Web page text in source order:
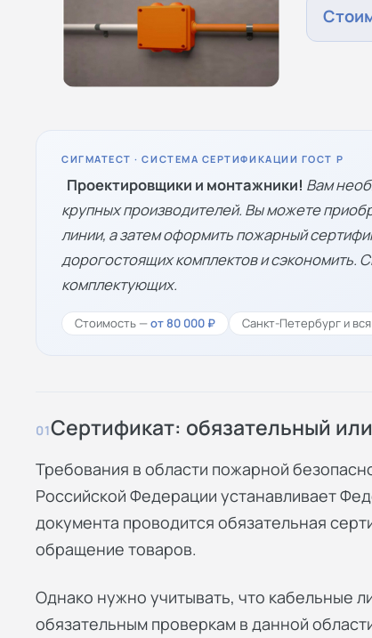
СИГМАТЕСТ · СИСТЕМА СЕРТИФИКАЦИИ ГОСТ Р
Проектировщики и монтажники! Вам
крупных производителей. Вы можете
линии, а затем оформить пожарный
дорогостоящих комплектов и сэкономить.
комплектующих.
Стоимость —от 80 000 ₽ Санкт-Петербург и
01Сертификат: обязательный
Требования в области пожарной
Российской Федерации устанавливает
документа проводится обязательная
обращение товаров.
Однако нужно учитывать, что кабельные
обязательным проверкам в данной